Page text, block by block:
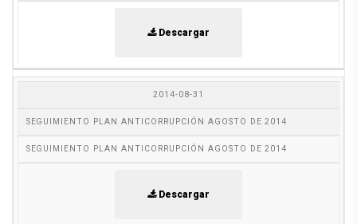
Descargar
2014-08-31
SEGUIMIENTO PLAN ANTICORRUPCIÓN AGOSTO DE 2014
SEGUIMIENTO PLAN ANTICORRUPCIÓN AGOSTO DE 2014
Descargar